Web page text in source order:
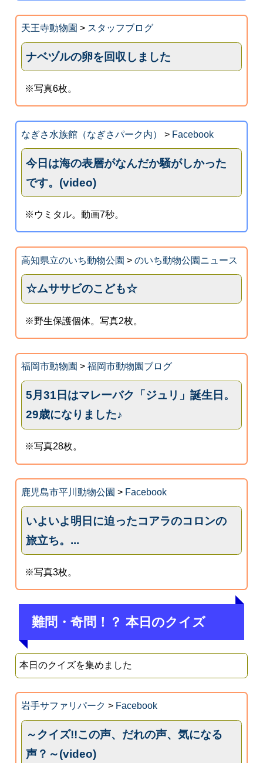
天王寺動物園 > スタッフブログ
ナベヅルの卵を回収しました
※写真6枚。
なぎさ水族館（なぎさパーク内） > Facebook
今日は海の表層がなんだか騒がしかった
です。(video)
※ウミタル。動画7秒。
高知県立のいち動物公園 > のいち動物公園ニュース
☆ムササビのこども☆
※野生保護個体。写真2枚。
福岡市動物園 > 福岡市動物園ブログ
5月31日はマレーバク「ジュリ」誕生日。
29歳になりました♪
※写真28枚。
鹿児島市平川動物公園 > Facebook
いよいよ明日に迫ったコアラのコロンの
旅立ち。...
※写真3枚。
難問・奇問！？ 本日のクイズ
本日のクイズを集めました
岩手サファリパーク > Facebook
～クイズ!!この声、だれの声、気になる
声？～(video)